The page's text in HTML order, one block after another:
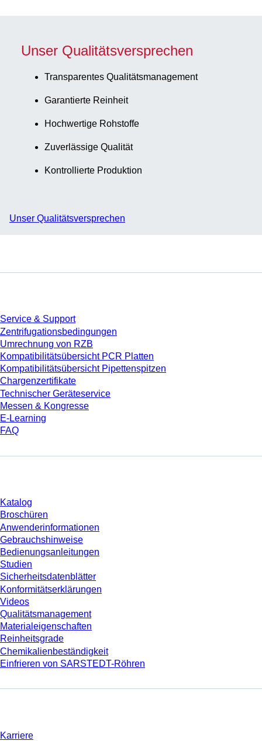
Unser Qualitätsversprechen
Transparentes Qualitätsmanagement
Garantierte Reinheit
Hochwertige Rohstoffe
Zuverlässige Qualität
Kontrollierte Produktion
Unser Qualitätsversprechen
Service & Support
Zentrifugationsbedingungen
Umrechnung von RZB
Kompatibilitätsübersicht PCR Platten
Kompatibilitätsübersicht Pipettenspitzen
Chargenzertifikate
Technischer Geräteservice
Messen & Kongresse
E-Learning
FAQ
Katalog
Broschüren
Anwenderinformationen
Gebrauchshinweise
Bedienungsanleitungen
Studien
Sicherheitsdatenblätter
Konformitätserklärungen
Videos
Qualitätsmanagement
Materialeigenschaften
Reinheitsgrade
Chemikalienbeständigkeit
Einfrieren von SARSTEDT-Röhren
Karriere